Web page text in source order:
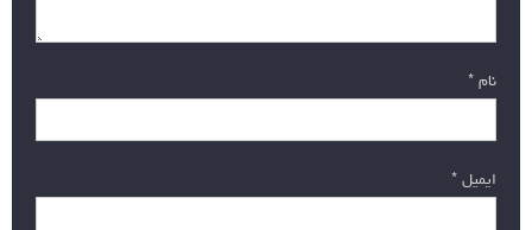
نام *
ایمیل *